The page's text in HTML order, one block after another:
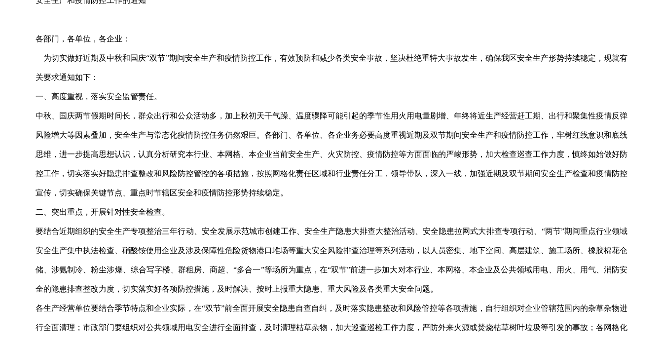
各部门，各单位，各企业：
为切实做好近期及中秋和国庆“双节”期间安全生产和疫情防控工作，有效预防和减少各类安全事故，坚决杜绝重特大事故发生，确保我区安全生产形势持续稳定，现就有
关要求通知如下：
一、高度重视，落实安全监管责任。
中秋、国庆两节假期时间长，群众出行和公众活动多，加上秋初天干气躁、温度骤降可能引起的季节性用火用电量剧增、年终将近生产经营赶工期、出行和聚集性疫情反弹
风险增大等因素叠加，安全生产与常态化疫情防控任务仍然艰巨。各部门、各单位、各企业务必要高度重视近期及双节期间安全生产和疫情防控工作，牢树红线意识和底线
思维，进一步提高思想认识，认真分析研究本行业、本网格、本企业当前安全生产、火灾防控、疫情防控等方面面临的严峻形势，加大检查巡查工作力度，慎终如始做好防
控工作，切实落实好隐患排查整改和风险防控管控的各项措施，按照网格化责任区域和行业责任分工，领导带队，深入一线，加强近期及双节期间安全生产检查和疫情防控
宣传，切实确保关键节点、重点时节辖区安全和疫情防控形势持续稳定。
二、突出重点，开展针对性安全检查。
要结合近期组织的安全生产专项整治三年行动、安全发展示范城市创建工作、安全生产隐患大排查大整治活动、安全隐患拉网式大排查专项行动、“两节”期间重点行业领域
安全生产集中执法检查、硝酸铵使用企业及涉及保障性危险货物港口堆场等重大安全风险排查治理等系列活动，以人员密集、地下空间、高层建筑、施工场所、橡胶棉花仓
储、涉氨制冷、粉尘涉爆、综合写字楼、群租房、商超、“多合一”等场所为重点，在“双节”前进一步加大对本行业、本网格、本企业及公共领域用电、用火、用气、消防安
全的隐患排查整改力度，切实落实好各项防控措施，及时解决、按时上报重大隐患、重大风险及各类重大安全问题。
各生产经营单位要结合季节特点和企业实际，在“双节”前全面开展安全隐患自查自纠，及时落实隐患整改和风险管控等各项措施，自行组织对企业管辖范围内的杂草杂物进
行全面清理；市政部门要组织对公共领域用电安全进行全面排查，及时清理枯草杂物，加大巡查巡检工作力度，严防外来火源或焚烧枯草树叶垃圾等引发的事故；各网格化